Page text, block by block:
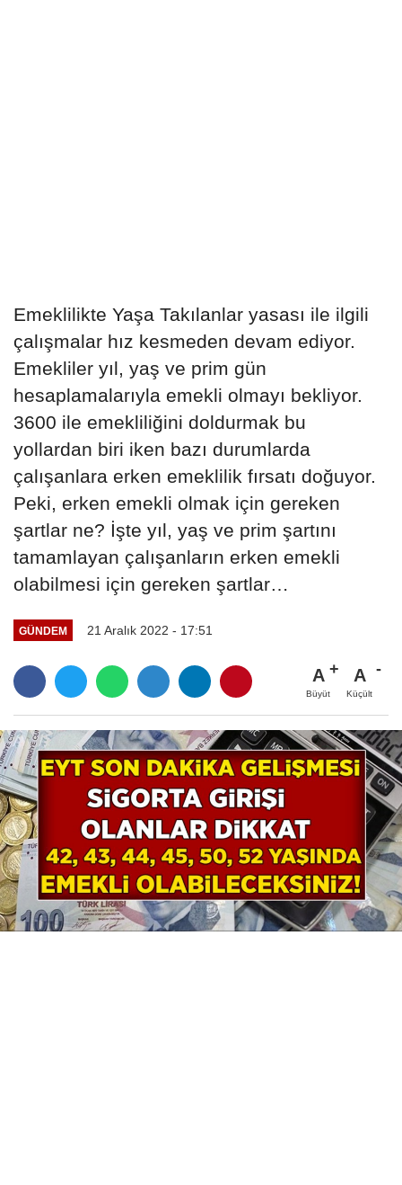
Emeklilikte Yaşa Takılanlar yasası ile ilgili
çalışmalar hız kesmeden devam ediyor.
Emekliler yıl, yaş ve prim gün
hesaplamalarıyla emekli olmayı bekliyor.
3600 ile emekliliğini doldurmak bu
yollardan biri iken bazı durumlarda
çalışanlara erken emeklilik fırsatı doğuyor.
Peki, erken emekli olmak için gereken
şartlar ne? İşte yıl, yaş ve prim şartını
tamamlayan çalışanların erken emekli
olabilmesi için gereken şartlar…
GÜNDEM 21 Aralık 2022 - 17:51
A
Büyüt
A
Küçült